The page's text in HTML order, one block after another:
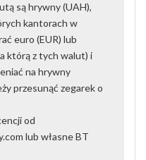
są hrywny (UAH),
kantorach w
euro (EUR) lub
którą z tych walut) i
na hrywny
przesunąć zegarek o
od
lub własne BT